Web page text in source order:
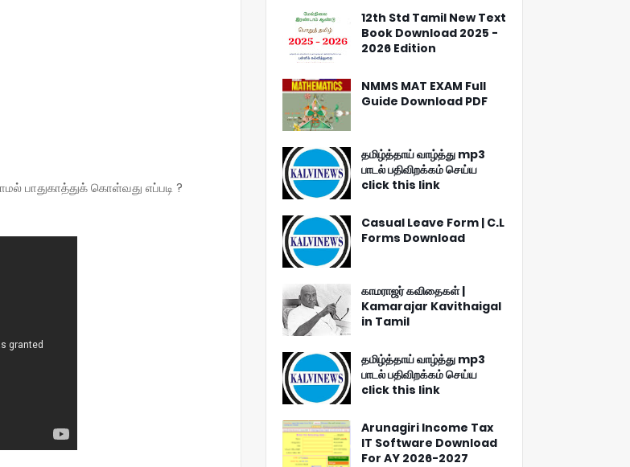
பாதுகாத்துக் கொள்வது எப்படி ?
12th Std Tamil New Text
Book Download 2025 -
2026 Edition
NMMS MAT EXAM Full
Guide Download PDF
தமிழ்த்தாய் வாழ்த்து mp3
பாடல் பதிவிறக்கம் செய்ய
click this link
Casual Leave Form | C.L
Forms Download
காமராஜர் கவிதைகள் |
Kamarajar Kavithaigal
in Tamil
தமிழ்த்தாய் வாழ்த்து mp3
பாடல் பதிவிறக்கம் செய்ய
click this link
Arunagiri Income Tax
IT Software Download
For AY 2026-2027